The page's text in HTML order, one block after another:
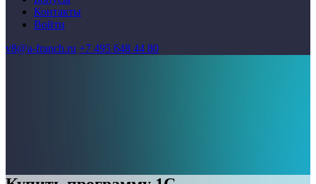
Контакты
Войти
v8@a-franch.ru +7 495 648 44 80